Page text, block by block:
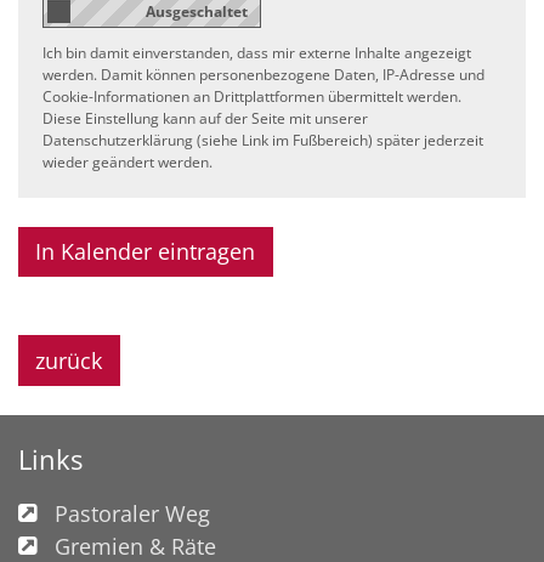
Ich bin damit einverstanden, dass mir externe Inhalte angezeigt
werden. Damit können personenbezogene Daten, IP-Adresse und
Cookie-Informationen an Drittplattformen übermittelt werden.
Diese Einstellung kann auf der Seite mit unserer
Datenschutzerklärung (siehe Link im Fußbereich) später jederzeit
wieder geändert werden.
In Kalender eintragen
zurück
Links
Pastoraler Weg
Gremien & Räte